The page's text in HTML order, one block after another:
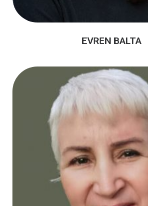
EVREN BALTA